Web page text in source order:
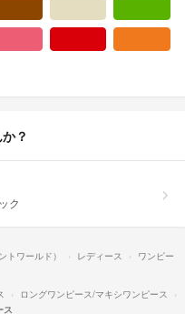
カラー
？
ク
トワールド） レディース
ワンピー
ロングワンピース/マキシワンピース
ス